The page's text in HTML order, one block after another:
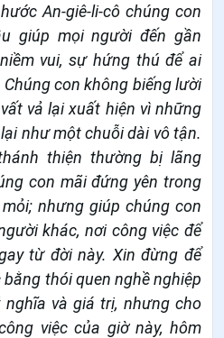
An-giê-li-cô chúng con
giúp mọi người đến gần
vui, sự hứng thú để ai
con không biếng lười
vả lại xuất hiện vì những
như một chuỗi dài vô tận.
thiện thường bị lãng
con mãi đứng yên trong
nhưng giúp chúng con
khác, nơi công việc để
từ đời này. Xin đừng để
thói quen nghề nghiệp
và giá trị, nhưng cho
việc của giờ này, hôm